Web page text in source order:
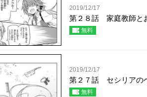
2019/12/17
第２８話 家庭教師と
無料
2019/12/17
第２７話 セシリアの
無料